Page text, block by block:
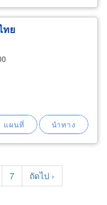
ทย
Page
7
Next
page
ถัดไป ›